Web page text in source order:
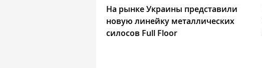
На рынке Украины представили
новую линейку металлических
силосов Full Floor